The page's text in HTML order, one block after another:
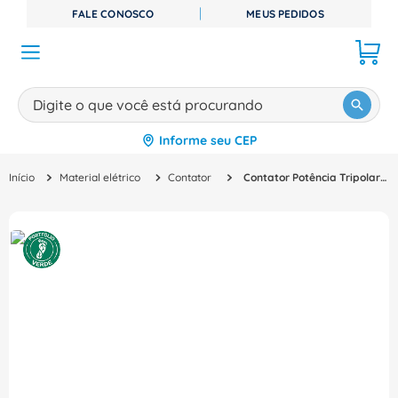
FALE CONOSCO MEUS PEDIDOS
Digite o que você está procurando
Informe seu CEP
Material elétrico Contator Contator Potência Tripolar 80A 110VCA 1NA+1NF Sirius 3Rt20453Ag20 Siemens
TERMOS MAIS BUSCADOS
º disjuntor
3º